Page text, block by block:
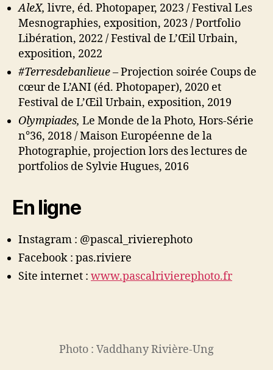
AleX, livre, éd. Photopaper, 2023 / Festival Les
Mesnographies, exposition, 2023 / Portfolio
Libération, 2022 / Festival de L’Œil Urbain,
exposition, 2022
#Terresdebanlieue –Projection soirée Coups de
cœur de L’ANI (éd. Photopaper), 2020 et
Festival de L’Œil Urbain, exposition, 2019
Olympiades, Le Monde de la Photo, Hors-Série
n°36, 2018 / Maison Européenne de la
Photographie, projection lors des lectures de
portfolios de Sylvie Hugues, 2016
En ligne
Instagram : @pascal_rivierephoto
Facebook : pas.riviere
Site internet : www.pascalrivierephoto.fr
Photo : Vaddhany Rivière-Ung